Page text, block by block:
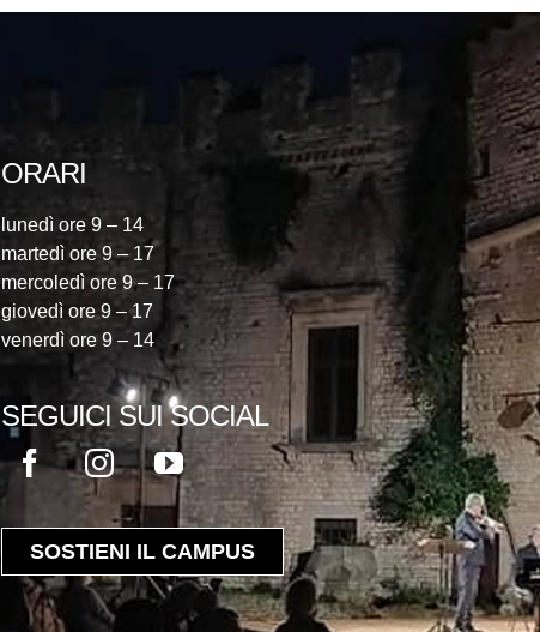
ORARI
lunedì ore 9 – 14
martedì ore 9 – 17
mercoledì ore 9 – 17
giovedì ore 9 – 17
venerdì ore 9 – 14
SEGUICI SUI SOCIAL
SOSTIENI IL CAMPUS